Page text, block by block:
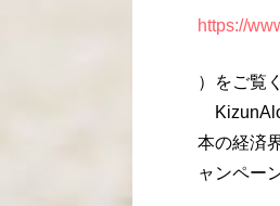
https://
）をご覧
本の経済
ャンペー